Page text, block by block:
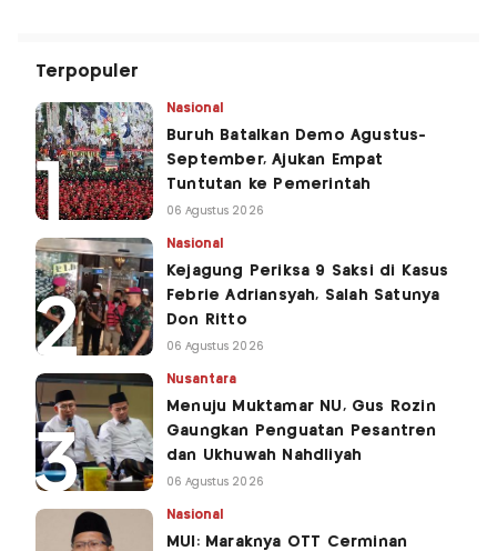
Terpopuler
Nasional
Buruh Batalkan Demo Agustus-
September, Ajukan Empat
Tuntutan ke Pemerintah
06 Agustus 2026
Nasional
Kejagung Periksa 9 Saksi di Kasus
Febrie Adriansyah, Salah Satunya
Don Ritto
06 Agustus 2026
Nusantara
Menuju Muktamar NU, Gus Rozin
Gaungkan Penguatan Pesantren
dan Ukhuwah Nahdliyah
06 Agustus 2026
Nasional
MUI: Maraknya OTT Cerminan